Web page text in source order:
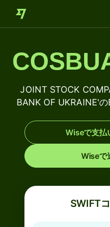
JOINT STOCK
BANK OF UKRAINE'
Wiseで支払
Wiseで
SWIFT